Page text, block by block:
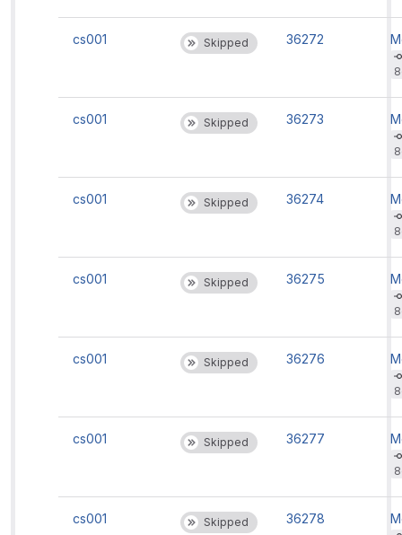
cs001 Skipped 36272
cs001 Skipped 36273
cs001 Skipped 36274
cs001 Skipped 36275
cs001 Skipped 36276
cs001 Skipped 36277
cs001 Skipped 36278